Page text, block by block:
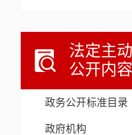
法定主动
公开内容
政务公开标准目录
政府机构